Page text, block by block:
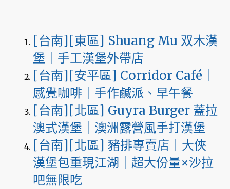
[台南][東區] Shuang Mu 双木漢
堡｜手工漢堡外帶店
[台南][安平區] Corridor Café｜
感覺咖啡｜手作鹹派、早午餐
[台南][北區] Guyra Burger 蓋拉
澳式漢堡｜澳洲露營風手打漢堡
[台南][北區] 豬排專賣店｜大俠
漢堡包重現江湖｜超大份量×沙拉
吧無限吃